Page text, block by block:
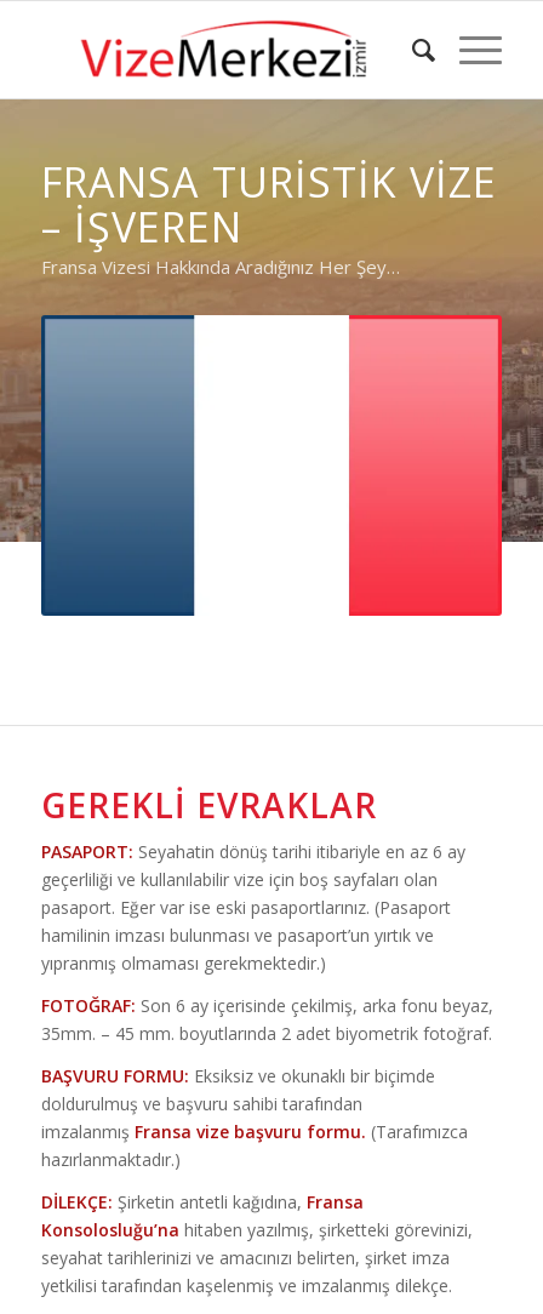
FRANSA TURISTIK VIZE
– İŞVEREN
Fransa Vizesi Hakkında Aradığınız Her Şey…
GEREKLI EVRAKLAR
PASAPORT: Seyahatin dönüş tarihi itibariyle en az 6 ay
geçerliliği ve kullanılabilir vize için boş sayfaları olan
pasaport. Eğer var ise eski pasaportlarınız. (Pasaport
hamilinin imzası bulunması ve pasaport’un yırtık ve
yıpranmış olmaması gerekmektedir.)
FOTOĞRAF: Son 6 ay içerisinde çekilmiş, arka fonu beyaz,
35mm. – 45 mm. boyutlarında 2 adet biyometrik fotoğraf.
BAŞVURU FORMU: Eksiksiz ve okunaklı bir biçimde
doldurulmuş ve başvuru sahibi tarafından
imzalanmış Fransa vize başvuru formu. (Tarafımızca
hazırlanmaktadır.)
DİLEKÇE: Şirketin antetli kağıdına, Fransa
Konsolosluğu’na hitaben yazılmış, şirketteki görevinizi,
seyahat tarihlerinizi ve amacınızı belirten, şirket imza
yetkilisi tarafından kaşelenmiş ve imzalanmış dilekçe.